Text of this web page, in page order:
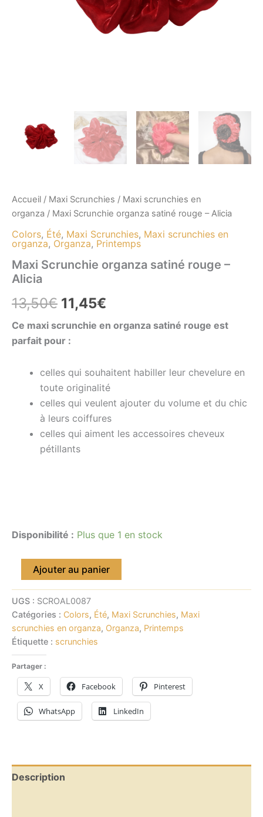
Accueil / Maxi Scrunchies / Maxi scrunchies en
organza / Maxi Scrunchie organza satiné rouge – Alicia
Colors, Été, Maxi Scrunchies, Maxi scrunchies en
organza, Organza, Printemps
Maxi Scrunchie organza satiné rouge –
Alicia
13,50€ 11,45€
Ce maxi scrunchie en organza satiné rouge est
parfait pour :
celles qui souhaitent habiller leur chevelure en
toute originalité
celles qui veulent ajouter du volume et du chic
à leurs coiffures
celles qui aiment les accessoires cheveux
pétillants
Disponibilité : Plus que 1 en stock
Ajouter au panier
UGS : SCROAL0087
Catégories : Colors, Été, Maxi Scrunchies, Maxi
scrunchies en organza, Organza, Printemps
Étiquette : scrunchies
Partager :
X Facebook Pinterest
WhatsApp LinkedIn
Description